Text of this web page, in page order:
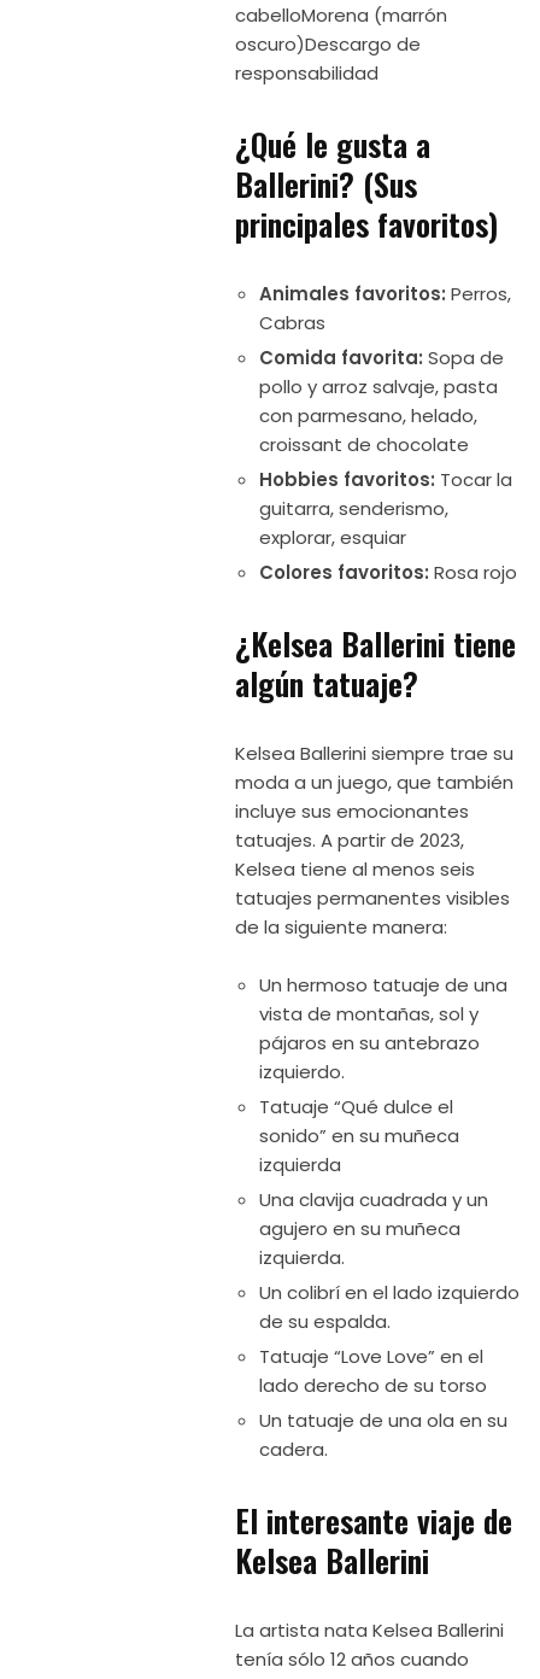
cabelloMorena (marrón
oscuro)Descargo de
responsabilidad
¿Qué le gusta a
Ballerini? (Sus
principales favoritos)
Animales favoritos: Perros,
Cabras
Comida favorita: Sopa de
pollo y arroz salvaje, pasta
con parmesano, helado,
croissant de chocolate
Hobbies favoritos: Tocar la
guitarra, senderismo,
explorar, esquiar
Colores favoritos: Rosa rojo
¿Kelsea Ballerini tiene
algún tatuaje?
Kelsea Ballerini siempre trae su
moda a un juego, que también
incluye sus emocionantes
tatuajes. A partir de 2023,
Kelsea tiene al menos seis
tatuajes permanentes visibles
de la siguiente manera:
Un hermoso tatuaje de una
vista de montañas, sol y
pájaros en su antebrazo
izquierdo.
Tatuaje “Qué dulce el
sonido” en su muñeca
izquierda
Una clavija cuadrada y un
agujero en su muñeca
izquierda.
Un colibrí en el lado izquierdo
de su espalda.
Tatuaje “Love Love” en el
lado derecho de su torso
Un tatuaje de una ola en su
cadera.
El interesante viaje de
Kelsea Ballerini
La artista nata Kelsea Ballerini
tenía sólo 12 años cuando